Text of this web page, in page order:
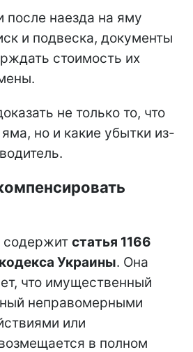
после наезда на яму
и подвеска, документы
стоимость их
не только то, что
но и какие убытки из-
статья 1166
Украины. Она
что имущественный
неправомерными
или
в полном